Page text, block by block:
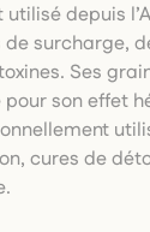
depuis
surcharge,
Ses
son effet
cures de